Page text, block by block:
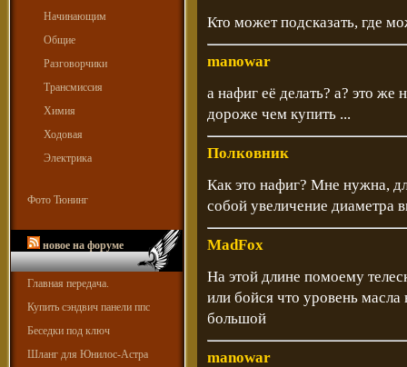
Начинающим
Общие
Разговорчики
Трансмиссия
Химия
Ходовая
Электрика
Фото Тюнинг
новое на форуме
Главная передача.
Купить сэндвич панели ппс
Беседки под ключ
Шланг для Юнилос-Астра
Кто может подсказать, где
manowar
а нафиг её делать? а? это же
дороже чем купить ...
Полковник
Как это нафиг? Мне нужна,
собой увеличение диаметра
MadFox
На этой длине помоему
или бойся что уровень масла
большой
manowar